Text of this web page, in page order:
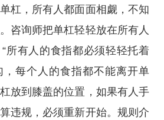
杠，所有人都面面相觑，不知
咨询师把单杠轻轻放在所有人
所有人的食指都必须轻轻托着
每个人的食指都不能离开单
放到膝盖的位置，如果有人手
违规，必须重新开始。规则介